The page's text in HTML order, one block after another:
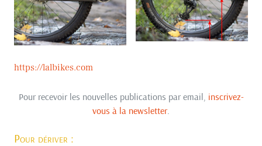
https://lalbikes.com
Pour recevoir les nouvelles publications par email, inscrivez-
vous à la newsletter.
Pour dériver :